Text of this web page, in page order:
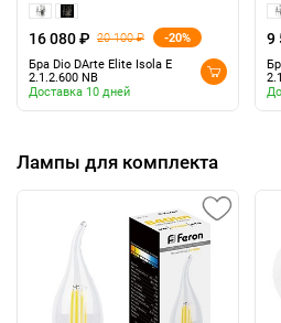
16 080 ₽ 20 100 ₽
-20%
Бра Dio DArte Elite Isola E
2.1.2.600 NB
Доставка 10 дней
9
Лампы для комплекта